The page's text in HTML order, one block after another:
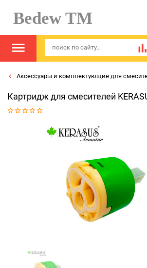
Bedew TM
Аксессуары и комплектующие для
Картридж для смесителей